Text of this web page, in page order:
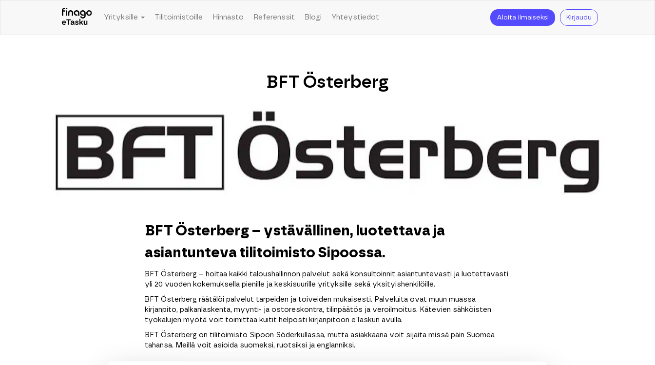
Yrityksille Tilitoimistoille Hinnasto Referenssit Blogi Yhteystiedot Aloita ilmaiseksi Kirjaudu
BFT Österberg
BFT Österberg – ystävällinen, luotettava ja
asiantunteva tilitoimisto Sipoossa.
BFT Österberg – hoitaa kaikki taloushallinnon palvelut sekä konsultoinnit asiantuntevasti ja luotettavasti
yli 20 vuoden kokemuksella pienille ja keskisuurille yrityksille sekä yksityishenkilöille.
BFT Österberg räätälöi palvelut tarpeiden ja toiveiden mukaisesti. Palveluita ovat muun muassa
kirjanpito, palkanlaskenta, myynti- ja ostoreskontra, tilinpäätös ja veroilmoitus. Kätevien sähköisten
työkalujen myötä voit toimittaa kuitit helposti kirjanpitoon eTaskun avulla.
BFT Österberg on tilitoimisto Sipoon Söderkullassa, mutta asiakkaana voit sijaita missä päin Suomea
tahansa. Meillä voit asioida suomeksi, ruotsiksi ja englanniksi.